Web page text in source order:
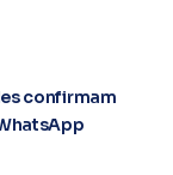
confirmam